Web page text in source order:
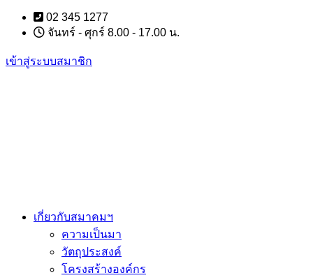
Skip
content
02 345 1277
จันทร์ - ศุกร์ 8.00 - 17.00 น.
เข้าสู่ระบบสมาชิก
เกี่ยวกับสมาคมฯ
ความเป็นมา
วัตถุประสงค์
โครงสร้างองค์กร